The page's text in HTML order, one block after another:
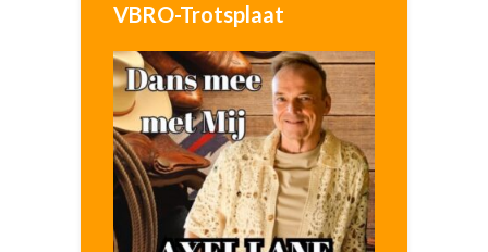
VBRO-Trotsplaat